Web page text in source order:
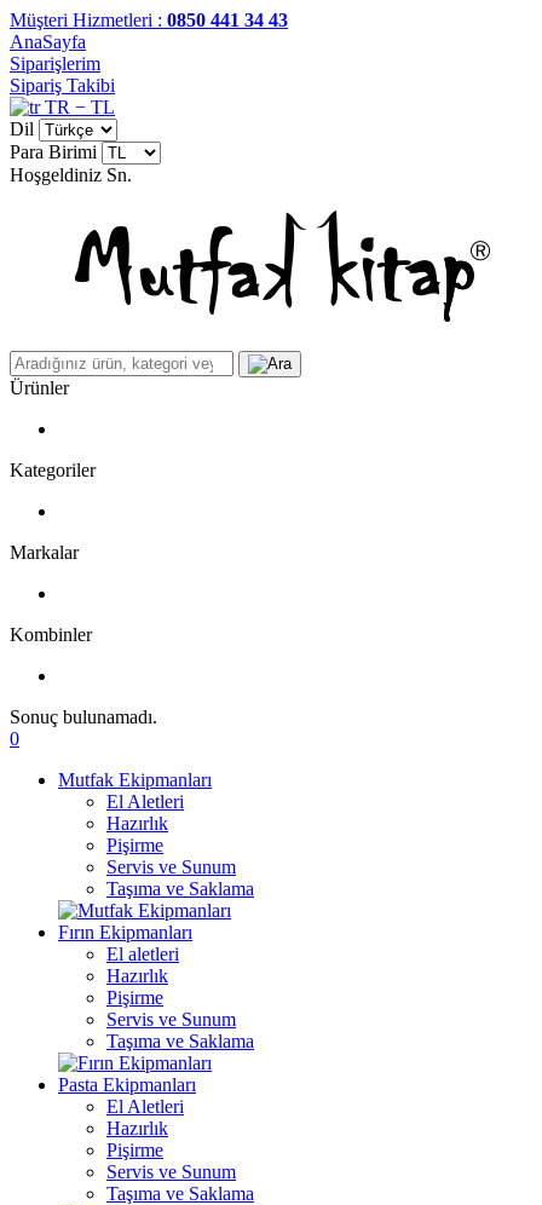
Müşteri Hizmetleri : 0850 441 34 43
AnaSayfa
Siparişlerim
Sipariş Takibi
TR − TL
Dil
Para Birimi
Hoşgeldiniz Sn.
Ürünler
Kategoriler
Markalar
Kombinler
Sonuç bulunamadı.
0
Mutfak Ekipmanları
El Aletleri
Hazırlık
Pişirme
Servis ve Sunum
Taşıma ve Saklama
Fırın Ekipmanları
El aletleri
Hazırlık
Pişirme
Servis ve Sunum
Taşıma ve Saklama
Pasta Ekipmanları
El Aletleri
Hazırlık
Pişirme
Servis ve Sunum
Taşıma ve Saklama